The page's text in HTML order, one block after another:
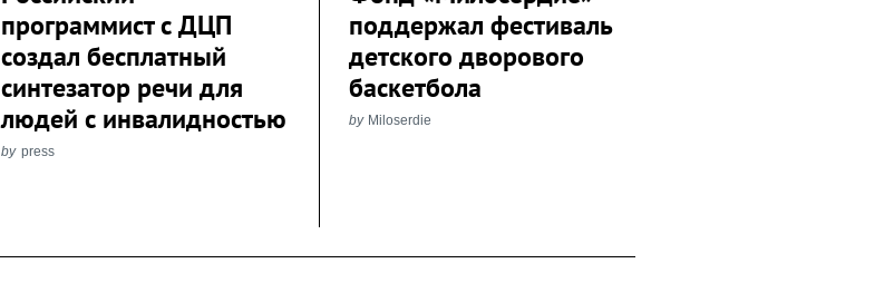
программист с ДЦП
создал бесплатный
синтезатор речи для
людей с инвалидностью
by press
поддержал фестиваль
детского дворового
баскетбола
by Miloserdie